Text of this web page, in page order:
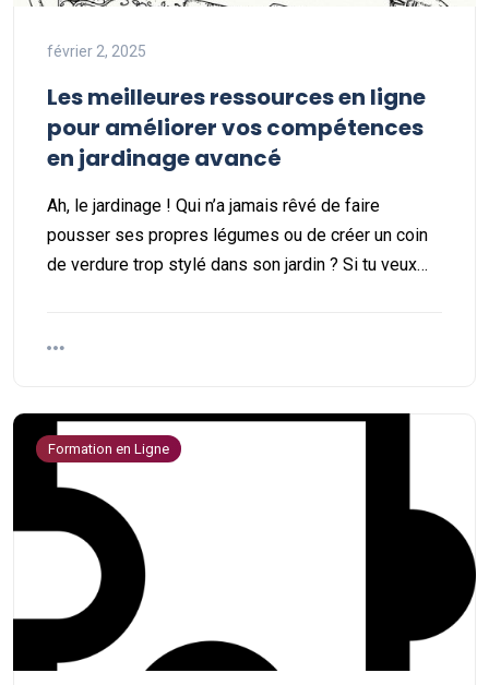
février 2, 2025
Les meilleures ressources en ligne
pour améliorer vos compétences
en jardinage avancé
Ah, le jardinage ! Qui n’a jamais rêvé de faire
pousser ses propres légumes ou de créer un coin
de verdure trop stylé dans son jardin ? Si tu veux…
Formation en Ligne